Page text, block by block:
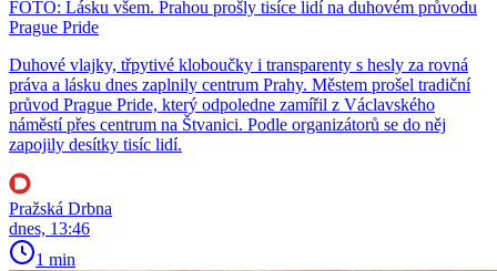
FOTO: Lásku všem. Prahou prošly tisíce lidí na duhovém průvodu
Prague Pride
Duhové vlajky, třpytivé kloboučky i transparenty s hesly za rovná
práva a lásku dnes zaplnily centrum Prahy. Městem prošel tradiční
průvod Prague Pride, který odpoledne zamířil z Václavského
náměstí přes centrum na Štvanici. Podle organizátorů se do něj
zapojily desítky tisíc lidí.
Pražská Drbna
dnes, 13:46
1 min